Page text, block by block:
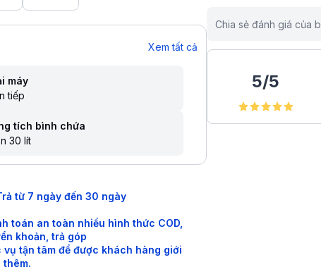
Xem tất cả
máy
tiếp
tích bình chứa
30 lít
từ 7 ngày đến 30 ngày
toán an toàn nhiều hình thức COD,
khoản, trả góp
vụ tận tâm để được khách hàng giới
thêm.
Chia sẻ đánh giá của
5/5